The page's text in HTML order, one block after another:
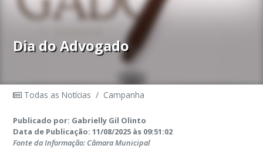
Dia do Advogado
Todas as Notícias / Campanha
Publicado por: Gabrielly Gil Olinto
Data de Publicação: 11/08/2025 às 09:51:02
Fonte da Informação: Câmara Municipal